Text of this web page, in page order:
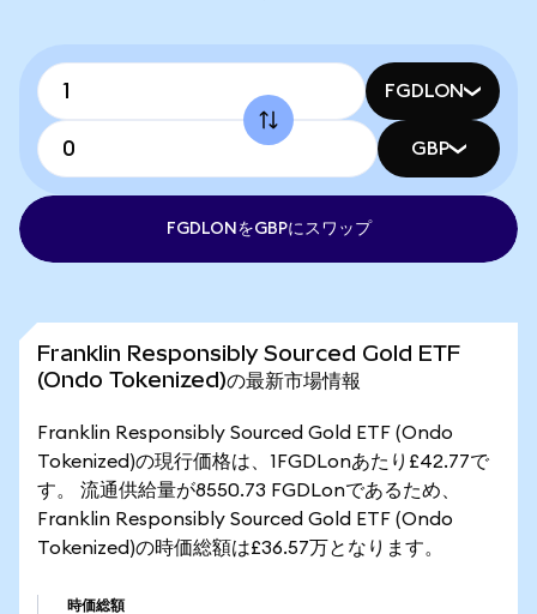
FGDLON
GBP
FGDLONをGBPにスワップ
Franklin Responsibly Sourced Gold ETF
(Ondo Tokenized)の最新市場情報
Franklin Responsibly Sourced Gold ETF (Ondo
Tokenized)の現行価格は、1FGDLonあたり£42.77で
す。 流通供給量が8550.73 FGDLonであるため、
Franklin Responsibly Sourced Gold ETF (Ondo
Tokenized)の時価総額は£36.57万となります。
時価総額